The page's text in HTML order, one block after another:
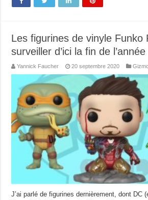
Les figurines de vinyle Funko
surveiller d’ici la fin de l’année
Yannick Faucher 20 septembre 2020
J’ai parlé de figurines dernièrement, dont DC